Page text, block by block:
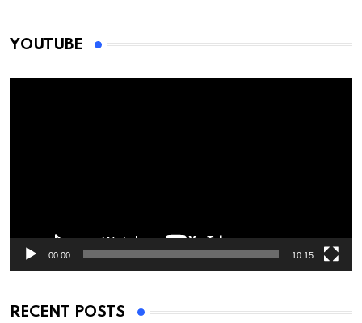
YOUTUBE
00:00 10:15
RECENT POSTS